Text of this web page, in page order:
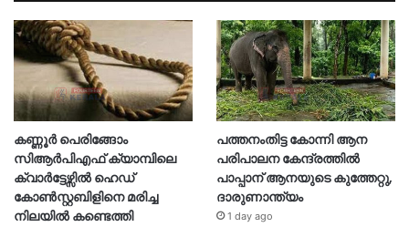
കണ്ണൂർ പെരിങ്ങോം
സിആർപിഎഫ് ക്യാമ്പിലെ
ക്വാർട്ടേഴ്സിൽ ഹെഡ്
കോൺസ്റ്റബിളിനെ മരിച്ച
നിലയിൽ കണ്ടെത്തി
പത്തനംതിട്ട കോന്നി ആന
പരിപാലന കേന്ദ്രത്തിൽ
പാപ്പാന് ആനയുടെ കുത്തേറ്റു,
ദാരുണാന്ത്യം
1 day ago